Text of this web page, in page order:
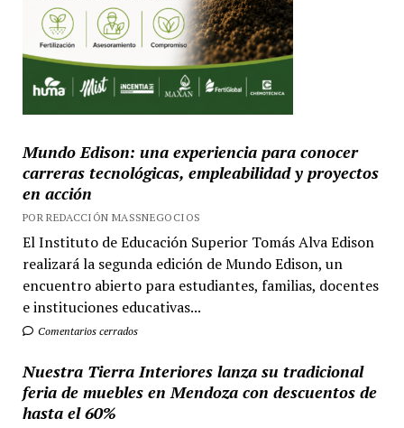
Mundo Edison: una experiencia para conocer
carreras tecnológicas, empleabilidad y proyectos
en acción
POR REDACCIÓN MASSNEGOCIOS
El Instituto de Educación Superior Tomás Alva Edison
realizará la segunda edición de Mundo Edison, un
encuentro abierto para estudiantes, familias, docentes
e instituciones educativas...
Comentarios cerrados
Nuestra Tierra Interiores lanza su tradicional
feria de muebles en Mendoza con descuentos de
hasta el 60%